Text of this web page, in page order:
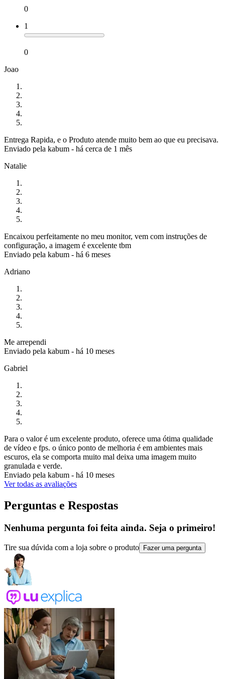
0
1
0
Joao
Entrega Rapida, e o Produto atende muito bem ao que eu precisava.
Enviado pela kabum - há cerca de 1 mês
Natalie
Encaixou perfeitamente no meu monitor, vem com instruções de
configuração, a imagem é excelente tbm
Enviado pela kabum - há 6 meses
Adriano
Me arrependi
Enviado pela kabum - há 10 meses
Gabriel
Para o valor é um excelente produto, oferece uma ótima qualidade
de vídeo e fps. o único ponto de melhoria é em ambientes mais
escuros, ela se comporta muito mal deixa uma imagem muito
granulada e verde.
Enviado pela kabum - há 10 meses
Ver todas as avaliações
Perguntas e Respostas
Nenhuma pergunta foi feita ainda. Seja o primeiro!
Tire sua dúvida com a loja sobre o produto Fazer uma pergunta